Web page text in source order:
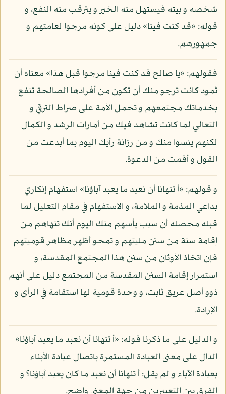
شخصه و بيته فيستهل منه الخير و يترقب منه النفع، و
قوله: «قد كنت فينا» دليل على كونه مرجوا لعامتهم و
جمهورهم.
فقولهم: «يا صالح قد كنت فينا مرجوا قبل هذا» معناه أن
ثمود كانت ترجو منك أن تكون من أفرادها الصالحة تنفع
بخدماتك مجتمعهم و تحمل الأمة على صراط الترقي و
التعالي لما كانت تشاهد فيك من أمارات الرشد و الكمال
لكنهم يئسوا منك و من رزانة رأيك اليوم بما أبدعت من
القول و أقمت من الدعوة.
و قولهم: «أ تنهانا أن نعبد ما يعبد آباؤنا» استفهام إنكاري
بداعي المذمة و الملامة، و الاستفهام في مقام التعليل لما
قبله محصله أن سبب يأسهم منك اليوم أنك تنهاهم من
إقامة سنة من سنن مليتهم و تمحو أظهر مظاهر قوميتهم
فإن اتخاذ الأوثان من سنن هذا المجتمع المقدسة، و
استمرار إقامة السنن المقدسة من المجتمع دليل على أنهم
ذوو أصل عريق ثابت، و وحدة قومية لها استقامة في الرأي و
الإرادة.
و الدليل على ما ذكرنا قوله: «أ تنهانا أن نعبد ما يعبد آباؤنا»
الدال على معنى العبادة المستمرة باتصال عبادة الأبناء
بعبادة الآباء و لم يقل: أ تنهانا أن نعبد ما كان يعبد آباؤنا؟ و